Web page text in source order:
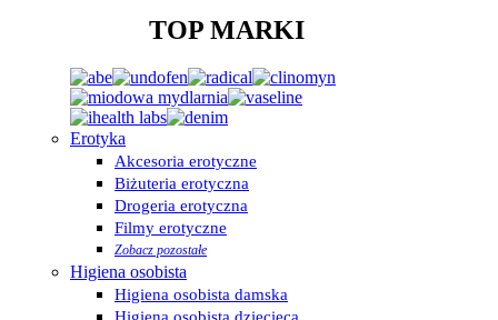
TOP MARKI
Erotyka
Akcesoria erotyczne
Biżuteria erotyczna
Drogeria erotyczna
Filmy erotyczne
Zobacz pozostałe
Higiena osobista
Higiena osobista damska